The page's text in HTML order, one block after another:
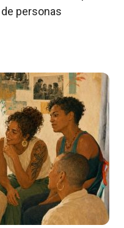
personas